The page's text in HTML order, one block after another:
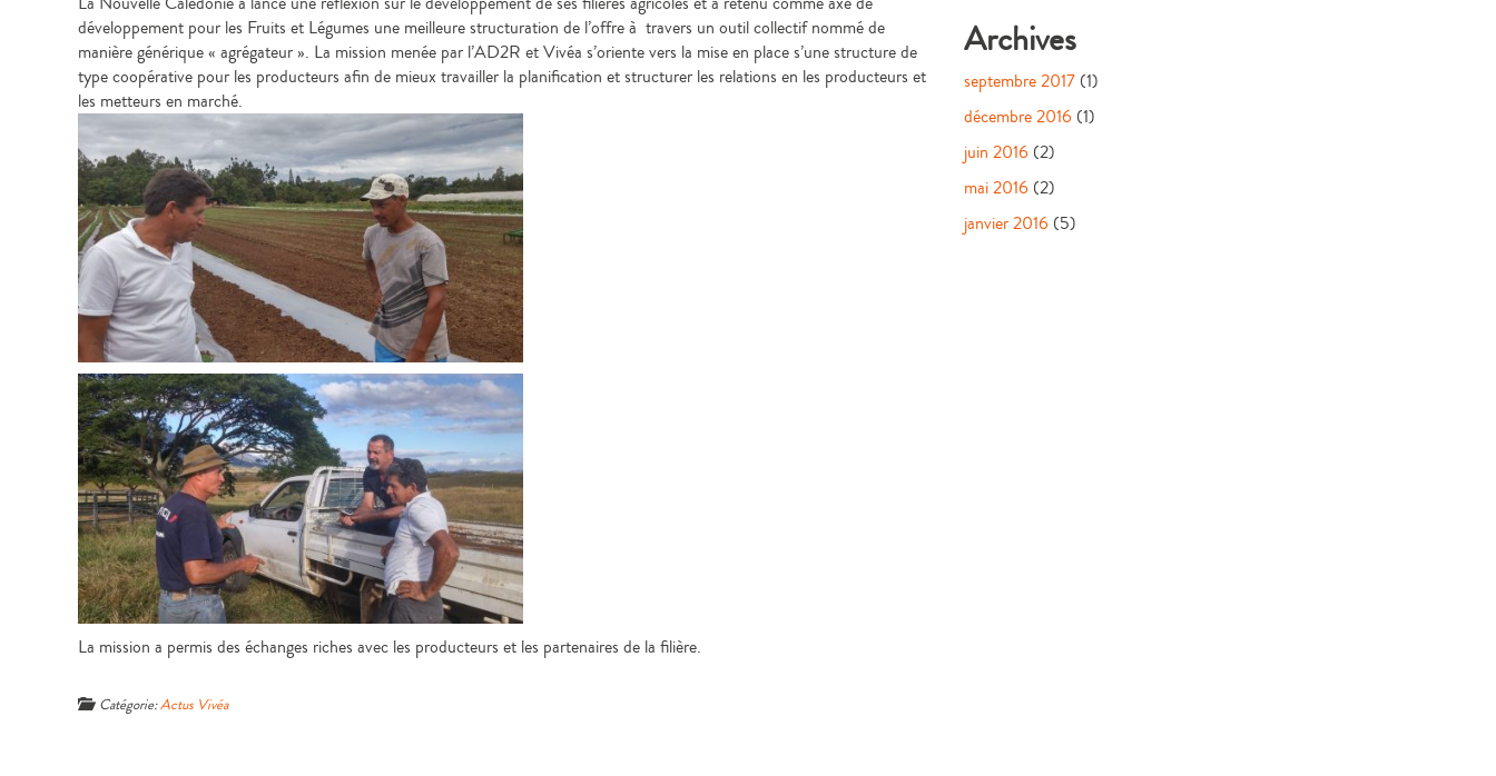
développement pour les Fruits et Légumes une meilleure structuration de l’offre à travers un outil collectif nommé de
manière générique « agrégateur ». La mission menée par l’AD2R et Vivéa s’oriente vers la mise en place s’une structure de
type coopérative pour les producteurs afin de mieux travailler la planification et structurer les relations en les producteurs et
les metteurs en marché.
La mission a permis des échanges riches avec les producteurs et les partenaires de la filière.
Catégorie:Actus Vivéa
Archives
septembre 2017 (1)
décembre 2016 (1)
juin 2016 (2)
mai 2016 (2)
janvier 2016 (5)